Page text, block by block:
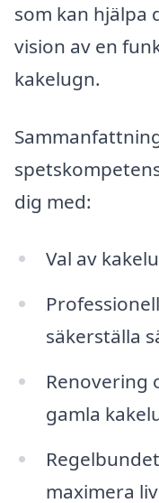
som kan hjälpa
vision av en
kakelugn.
dig med:
Val av
säkerställa
Renovering
gamla
maximera